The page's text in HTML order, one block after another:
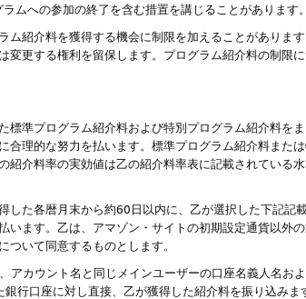
ムへの参加の終了を含む措置を講じることがあります。
紹介料を獲得する機会に制限を加えることがありま
更する権利を留保します。プログラム紹介料の制限に
準プログラム紹介料および特別プログラム紹介料を
理的な努力を払います。標準プログラム紹介料また
紹介料率の実効値は乙の紹介料率表に記載されている
た各暦月末から約60日以内に、乙が選択した下記記
ます。乙は、アマゾン・サイトの初期設定通貨以外
いて同意するものとします。
カウント名と同じメインユーザーの口座名義人名およ
行口座に対し直接、乙が獲得した紹介料を振り込み